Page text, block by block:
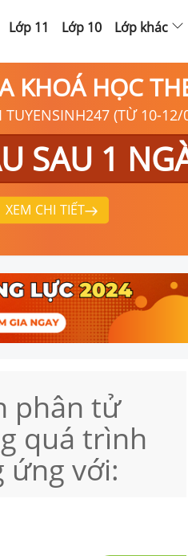
Lớp 11 Lớp 10 Lớp khác
KHOÁ HỌC
TUYENSINH247 (TỪ 10-12/
SAU 1
XEM CHI TIẾT
phân tử
quá trình
ứng với: